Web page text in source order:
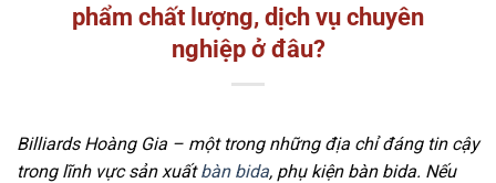
phẩm chất lượng, dịch vụ chuyên
nghiệp ở đâu?
Billiards Hoàng Gia – một trong những địa chỉ đáng tin cậy
trong lĩnh vực sản xuấtbàn bida, phụ kiện bàn bida. Nếu